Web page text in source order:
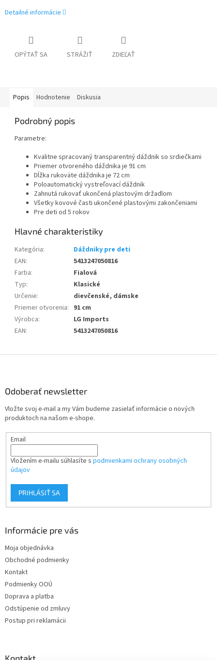
Detailné informácie
OPÝTAŤ SA STRÁŽIŤ ZDIEĽAŤ
Popis Hodnotenie Diskusia
Podrobný popis
Parametre:
Kvalitne spracovaný transparentný dáždnik so srdiečkami
Priemer otvoreného dáždnika je 91 cm
Dĺžka rukoväte dáždnika je 72 cm
Poloautomatický vystreľovací dáždnik
Zahnutá rukovať ukončená plastovým držadlom
Všetky kovové časti ukončené plastovými zakončeniami
Pre deti od 5 rokov
Kategória:
Dáždniky pre deti
EAN:
5413247050816
Farba:
Fialová
Typ:
Klasické
Určenie:
dievčenské, dámske
Priemer otvorenia: 91 cm
Výrobca:
LG Imports
EAN: 5413247050816
Odoberať newsletter
Vložte svoj e-mail a my Vám budeme zasielať informácie o nových
produktoch na našom e-shope.
Email
Vložením e-mailu súhlasíte s podmienkami ochrany osobných
údajov
PRIHLÁSIŤ SA
Informácie pre vás
Moja objednávka
Obchodné podmienky
Kontakt
Podmienky OOÚ
Doprava a platba
Odstúpenie od zmluvy
Postup pri reklamácii
Kontakt